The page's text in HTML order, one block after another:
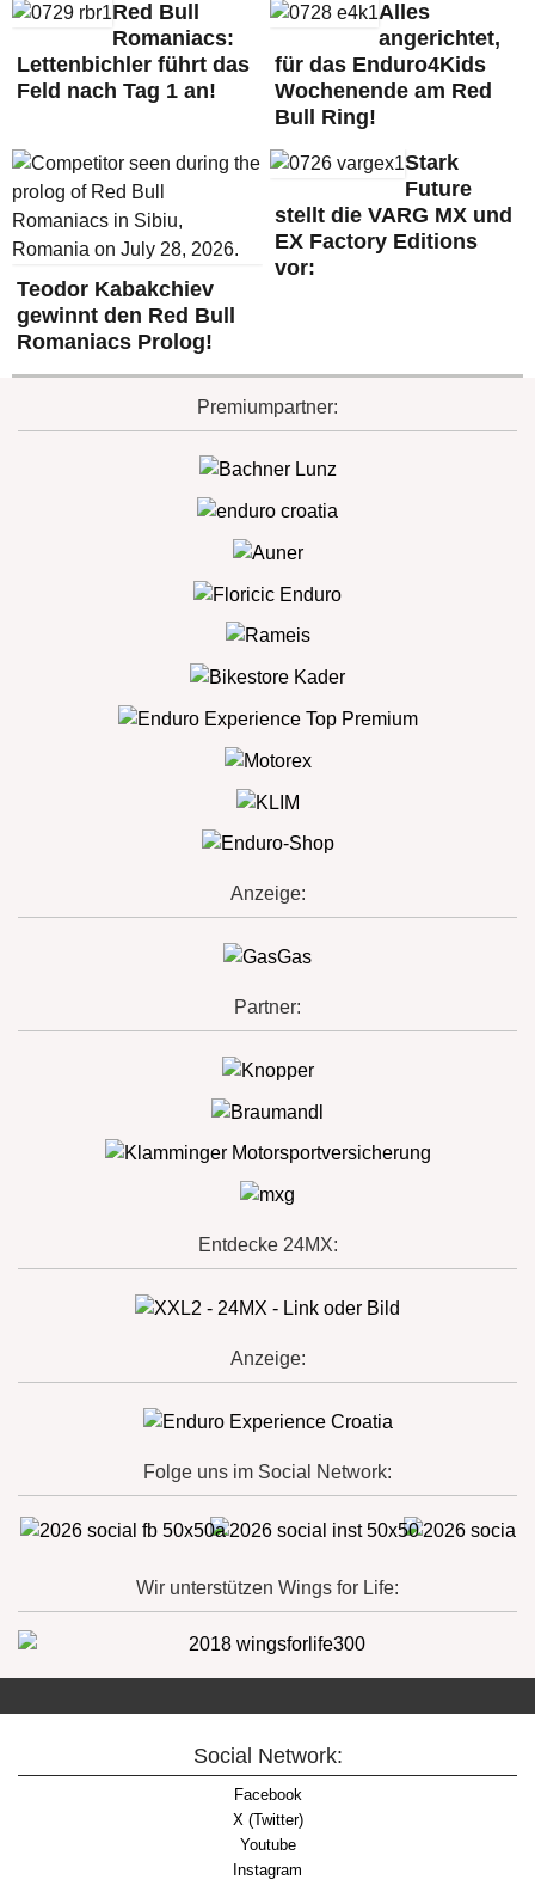
Red Bull
Romaniacs:
Lettenbichler führt das
Feld nach Tag 1 an!
Alles
angerichtet,
für das Enduro4Kids
Wochenende am Red
Bull Ring!
Teodor Kabakchiev
gewinnt den Red Bull
Romaniacs Prolog!
Stark
Future
stellt die VARG MX und
EX Factory Editions
vor:
Premiumpartner:
Anzeige:
Partner:
Entdecke 24MX:
Anzeige:
Folge uns im Social Network:
Wir unterstützen Wings for Life:
Social Network:
Facebook
X (Twitter)
Youtube
Instagram